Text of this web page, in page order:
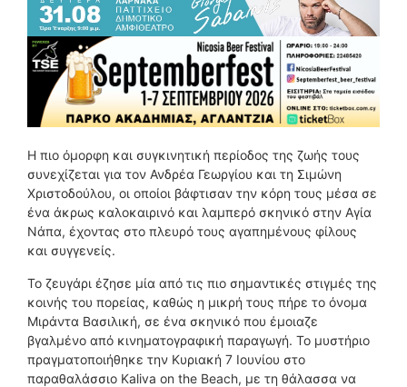
Η πιο όμορφη και συγκινητική περίοδος της ζωής τους
συνεχίζεται για τον Ανδρέα Γεωργίου και τη Σιμώνη
Χριστοδούλου, οι οποίοι βάφτισαν την κόρη τους μέσα σε
ένα άκρως καλοκαιρινό και λαμπερό σκηνικό στην Αγία
Νάπα, έχοντας στο πλευρό τους αγαπημένους φίλους
και συγγενείς.
Το ζευγάρι έζησε μία από τις πιο σημαντικές στιγμές της
κοινής του πορείας, καθώς η μικρή τους πήρε το όνομα
Μιράντα Βασιλική, σε ένα σκηνικό που έμοιαζε
βγαλμένο από κινηματογραφική παραγωγή. Το μυστήριο
πραγματοποιήθηκε την Κυριακή 7 Ιουνίου στο
παραθαλάσσιο Kaliva on the Beach, με τη θάλασσα να